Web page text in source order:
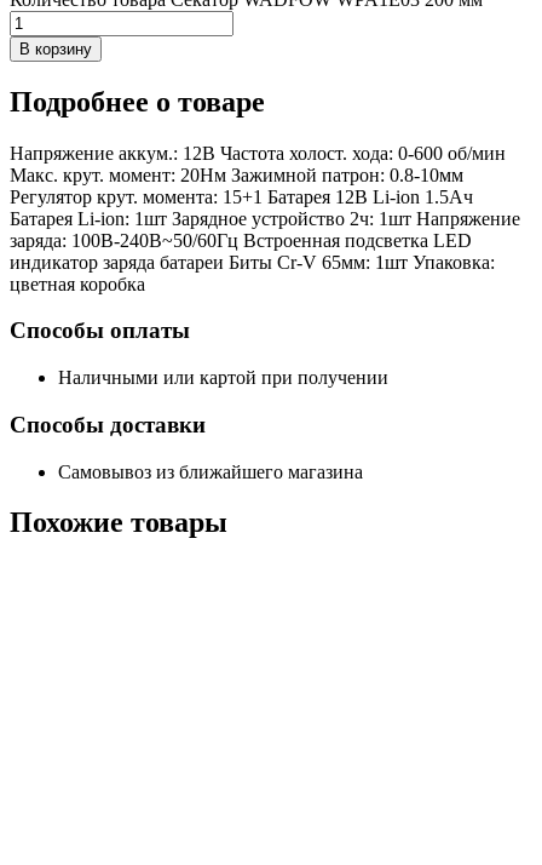
В корзину
Подробнее о товаре
Напряжение аккум.: 12В Частота холост. хода: 0-600 об/мин
Макс. крут. момент: 20Нм Зажимной патрон: 0.8-10мм
Регулятор крут. момента: 15+1 Батарея 12В Li-ion 1.5Ач
Батарея Li-ion: 1шт Зарядное устройство 2ч: 1шт Напряжение
заряда: 100В-240В~50/60Гц Встроенная подсветка LED
индикатор заряда батареи Биты Cr-V 65мм: 1шт Упаковка:
цветная коробка
Способы оплаты
Наличными или картой при получении
Способы доставки
Самовывоз из ближайшего магазина
Похожие товары